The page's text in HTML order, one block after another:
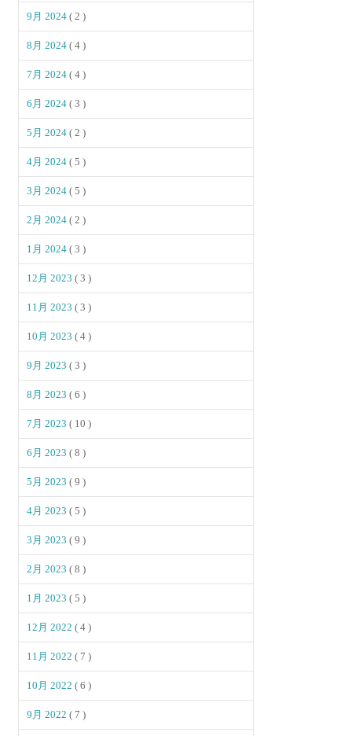
9月 2024( 2 )
8月 2024( 4 )
7月 2024( 4 )
6月 2024( 3 )
5月 2024( 2 )
4月 2024( 5 )
3月 2024( 5 )
2月 2024( 2 )
1月 2024( 3 )
12月 2023( 3 )
11月 2023( 3 )
10月 2023( 4 )
9月 2023( 3 )
8月 2023( 6 )
7月 2023( 10 )
6月 2023( 8 )
5月 2023( 9 )
4月 2023( 5 )
3月 2023( 9 )
2月 2023( 8 )
1月 2023( 5 )
12月 2022( 4 )
11月 2022( 7 )
10月 2022( 6 )
9月 2022( 7 )